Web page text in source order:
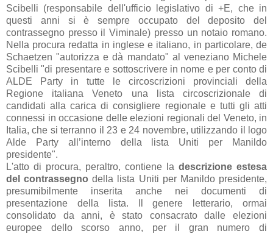
Scibelli (responsabile dell'ufficio legislativo di +E, che in
questi anni si è sempre occupato del deposito del
contrassegno presso il Viminale) presso un notaio romano.
Nella procura redatta in inglese e italiano, in particolare, de
Schaetzen "autorizza e dà mandato" al veneziano Michele
Scibelli "di presentare e sottoscrivere in nome e per conto di
ALDE Party in tutte le circoscrizioni provinciali della
Regione italiana Veneto una lista circoscrizionale di
candidati alla carica di consigliere regionale e tutti gli atti
connessi in occasione delle elezioni regionali del Veneto, in
Italia, che si terranno il 23 e 24 novembre, utilizzando il logo
Alde Party all’interno della lista Uniti per Manildo
presidente".
L'atto di procura, peraltro, contiene la descrizione estesa
del contrassegno della lista Uniti per Manildo presidente,
presumibilmente inserita anche nei documenti di
presentazione della lista. Il genere letterario, ormai
consolidato da anni, è stato consacrato dalle elezioni
europee dello scorso anno, per il gran numero di